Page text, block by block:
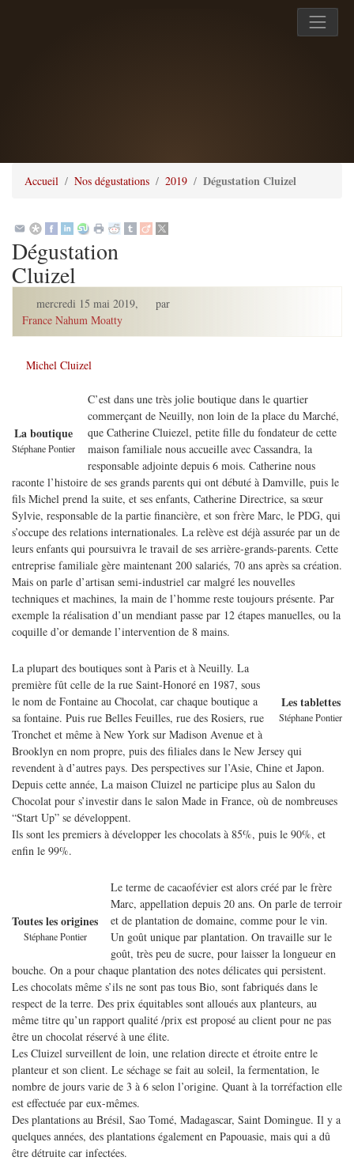
Accueil Nos dégustations 2019 Dégustation Cluizel
Dégustation
Cluizel
mercredi 15 mai 2019,
par
France Nahum Moatty
Michel Cluizel
La boutique
Stéphane Pontier
C’est dans une très jolie boutique dans le quartier
commerçant de Neuilly, non loin de la place du Marché,
que Catherine Cluiezel, petite fille du fondateur de cette
maison familiale nous accueille avec Cassandra, la
responsable adjointe depuis 6 mois. Catherine nous
raconte l’histoire de ses grands parents qui ont débuté à Damville, puis le
fils Michel prend la suite, et ses enfants, Catherine Directrice, sa sœur
Sylvie, responsable de la partie financière, et son frère Marc, le PDG, qui
s’occupe des relations internationales. La relève est déjà assurée par un de
leurs enfants qui poursuivra le travail de ses arrière-grands-parents. Cette
entreprise familiale gère maintenant 200 salariés, 70 ans après sa création.
Mais on parle d’artisan semi-industriel car malgré les nouvelles
techniques et machines, la main de l’homme reste toujours présente. Par
exemple la réalisation d’un mendiant passe par 12 étapes manuelles, ou la
coquille d’or demande l’intervention de 8 mains.
Les tablettes
Stéphane Pontier
La plupart des boutiques sont à Paris et à Neuilly. La
première fût celle de la rue Saint-Honoré en 1987, sous
le nom de Fontaine au Chocolat, car chaque boutique a
sa fontaine. Puis rue Belles Feuilles, rue des Rosiers, rue
Tronchet et même à New York sur Madison Avenue et à
Brooklyn en nom propre, puis des filiales dans le New Jersey qui
revendent à d’autres pays. Des perspectives sur l’Asie, Chine et Japon.
Depuis cette année, La maison Cluizel ne participe plus au Salon du
Chocolat pour s’investir dans le salon Made in France, où de nombreuses
“Start Up” se développent.
Ils sont les premiers à développer les chocolats à 85%, puis le 90%, et
enfin le 99%.
Toutes les origines
Stéphane Pontier
Le terme de cacaofévier est alors créé par le frère
Marc, appellation depuis 20 ans. On parle de terroir
et de plantation de domaine, comme pour le vin.
Un goût unique par plantation. On travaille sur le
goût, très peu de sucre, pour laisser la longueur en
bouche. On a pour chaque plantation des notes délicates qui persistent.
Les chocolats même s’ils ne sont pas tous Bio, sont fabriqués dans le
respect de la terre. Des prix équitables sont alloués aux planteurs, au
même titre qu’un rapport qualité /prix est proposé au client pour ne pas
être un chocolat réservé à une élite.
Les Cluizel surveillent de loin, une relation directe et étroite entre le
planteur et son client. Le séchage se fait au soleil, la fermentation, le
nombre de jours varie de 3 à 6 selon l’origine. Quant à la torréfaction elle
est effectuée par eux-mêmes.
Des plantations au Brésil, Sao Tomé, Madagascar, Saint Domingue. Il y a
quelques années, des plantations également en Papouasie, mais qui a dû
être détruite car infectées.